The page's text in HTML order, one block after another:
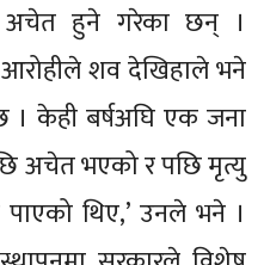
हुने गरेका छन् ।
आरोहीले शव देखिहाले भने
। केही बर्षअघि एक जना
अचेत भएको र पछि मृत्यु
थिए,’ उनले भने ।